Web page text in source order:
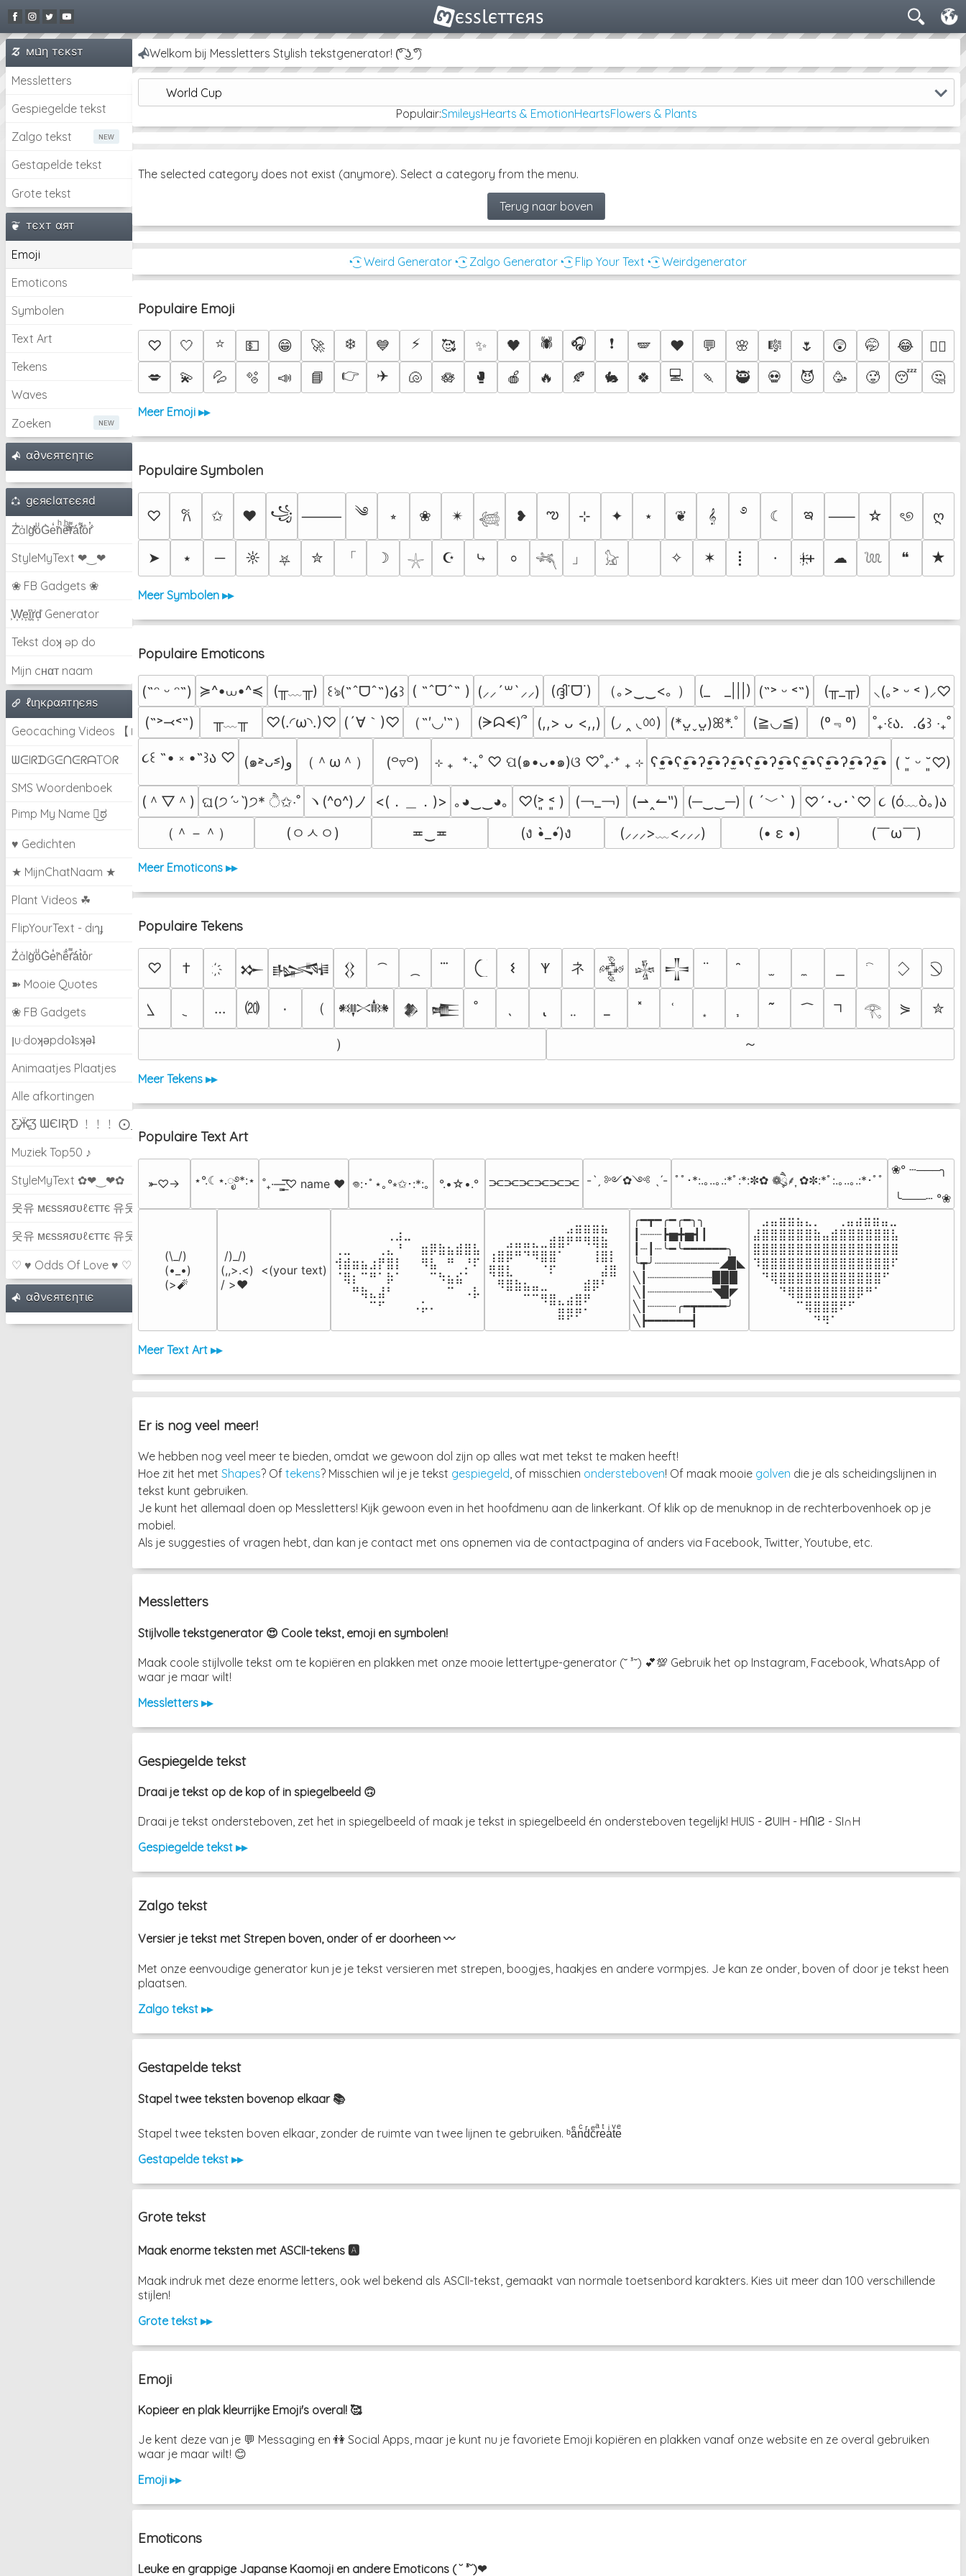
мιנη тєкѕт
Messletters
Gespiegelde tekst
Zalgo tekst
Gestapelde tekst
Grote tekst
тєxт αят
Emoji
Emoticons
Symbolen
Text Art
Tekens
Waves
Zoeken
α∂νєятєηтιє
gєяєlαтєєяd
Z̾̽ảlg̀͐ͭ̽oͧG̀e̒̃nͪȅͪͫ̏̐r͌̑á͑t͌̑͛o̊r̓̐
StyleMyText ❤‿❤
❀ FB Gadgets ❀
͕͗W͕͕͗͗e͕͕͗͗i͕͕͗͗r͕͗d͕͗ Generator
Tekst doʞ əp do
Mijn cнαт naam
ℓιηкραятηєяѕ
Geocaching Videos 【►】
ᗯᕮIᖇᗪGᕮᑎᕮᖇᗩTOᖇ
SMS Woordenboek
Pimp My Name ಠ͜ಠ
♥ Gedichten
★ MijnChatNaam ★
Plant Videos ☘
FlipYourText - dıๅɟ
Z̾ảlg̀͐oͧG̀e̒̃nȅ̐r͌̑á͑t͛o̊r
➽ Mooie Quotes
❀ FB Gadgets
ןu·doʞǝpdoʇsʞǝʇ
Animaatjes Plaatjes
Alle afkortingen
Ƹ̵̡Ӝ̵̨̄Ʒ ƜЄƖƦƊ ﹗﹗﹗ ⨀_⨀
Muziek Top50 ♪
StyleMyText ✿❤‿❤✿
웃유 мєѕѕяσυℓєттє 유웃
웃유 мєѕѕяσυℓєттє 유웃
♡ ♥ Odds Of Love ♥ ♡
α∂νєятєηтιє
Mooie lettertypen, stijlvolle teksten, emoji en symbolen voor je Instagram, Facebook en Twitter!
World Cup
Populair:SmileysHearts & EmotionHeartsFlowers & Plants
The selected category does not exist (anymore). Select a category from the menu.
Terug naar boven
◔͜͡◔ Weird Generator◔͜͡◔ Zalgo Generator◔͜͡◔ Flip Your Text ◔͜͡◔ Weirdgenerator
Populaire Emoji
♡ 🤍 ⭐ 💵 😁 🚀 ❄️ 💙 ⚡ 🥰 ✨ 🖤 🕷️ 🎧 ❗ 🪽 ♥️ 💬 🌸 🎼 🌷 😲 🤭 😂
❤️‍🔥
💋
💫 💦 🫧 📣 📘 👉 ✈️ 🐚 🪷 🥊 🍎 🔥 🍂 🐇 🍀 💻 🍡 🥷 💀 😈 🥳 🥵 😴 🤔
Meer Emoji ▸▸
Populaire Symbolen
♡ 𐙚 ✩ ♥ ꧁ ⸻ ༄ ⭒ ❀ ✴︎ 𓆉 ❥ ఌ ⊹ ✦ ⋆ ❦ 𝄞 ࿔ ☾ ఇ ⸺ ☆ ৎ୭ ღ
➤ ⭑ ─ ☼ ⛧ ✮ 「 ☽ 𓇼 ☪ ⤷ ⸰ 𓆈 」 𓃠 ✧ ✶ ⡇ ⸱ ᚐ҉ᚐ ☁ 𓆙 ❝ ★
Meer Symbolen ▸▸
Populaire Emoticons
(˶ᵔ ᵕ ᵔ˶) ≽^•⩊•^≼ (╥﹏╥) ꒰ঌ(˶ˆᗜˆ˵)໒꒱ ( ˶ˆᗜˆ˵ ) (⸝⸝´꒳`⸝⸝) (ദ്ദി˙ᗜ˙) （｡>‿‿<｡ ） (_　_|||) (˶˃ ᵕ ˂˶) (╥_╥)
⸜(｡˃ ᵕ ˂ )⸝♡
(˶˃⤙˂˶)
╥﹏╥ ♡(.◜ω◝.)♡ (´∀｀)♡ （˶′◡‵˶） (ᗒᗣᗕ)՞ (,,> ᴗ <,,) (◞ ‸ ◟ㆀ) (*ᴗ͈ˬᴗ͈)ꕤ*.ﾟ (≧◡≦) (º﹃º) ˚₊‧꒰ა.  .໒꒱ ‧₊˚
૮꒰ ˶• ༝ •˶꒱ა ♡ (๑˃̵ᴗ˂̵)و （＾ω＾） (꒪▿꒪) ⊹ ₊  ⁺‧₊˚ ♡ ପ(๑•ᴗ•๑)ଓ ♡˚₊‧⁺ ₊ ⊹ ʕ•̫͡•ʕ•̫͡•ʔ•̫͡•ʔ•̫͡•ʕ•̫͡•ʔ•̫͡•ʕ•̫͡•ʕ•̫͡•ʔ•̫͡•ʔ•̫͡• ( ˘͈ ᵕ ˘͈♡)
(＾▽＾) ଘ(੭ˊᵕˋ)੭* ੈ✩‧˚ ヽ(^o^)ノ <(．＿．)> ｡◕‿‿◕｡ ♡(˃͈ ˂͈ ) (￢_￢) (⇀‸↼‶) (─‿‿─) ( ´﹀` ) ♡´･ᴗ･`♡ ૮ (ó﹏ò｡)ა
（＾－＾）
(ㅇㅅㅇ) ≖‿≖ (ง •̀_•́)ง (⸝⸝⸝>﹏<⸝⸝⸝) (• ε •) (￣ω￣﻿)
Meer Emoticons ▸▸
Populaire Tekens
♡ † 𒁍 𒈙 𒌐 𐌔 𐊵 ネ 𒅒 𒈔 𒋲
… ⒇ ٠ （ 𒀰 𒆎 𒍫 𓂀 ⋟ ✮
） ～
Meer Tekens ▸▸
Populaire Text Art
⤜♡→ ⋆°.☾⋆.ೃ࿔*:⋆ ˚₊·—̳͟͞͞♡ name ♥️ 𖦹:･ﾟ⋆｡°⭒✩･:*:｡ °.•☆•.° ⫘⫘⫘⫘⫘⫘ -ˋˏ ༻✿༺ ˎˊ- ﾟﾟ･*:.｡..｡.:*ﾟ:*:✼✿ ❁ཻུ۪۪⸙͎ ✿✼:*ﾟ:.｡..｡.:*･ﾟﾟ
❀° ┄───╮
╰───┄ °❀
(\_/)
(•_•)
(>🧨
/)_/)
(,,>.<)  <(your text)
/ >❤️
⠀⠀⠀⠀⠀⠀⢀⣰⣀⠀⠀⠀⠀⠀⠀⠀⠀
⢀⣀⠀⠀⠀⢀⣄⠘⠀⠀⣶⡿⣷⣦⣾⣿⣧
⢺⣾⣶⣦⣰⡟⣿⡇⠀⠀⠻⣧⠀⠛⠀⡘⠏
⠈⢿⡆⠉⠛⠁⡷⠁⠀⠀⠀⠉⠳⣦⣮⠁⠀
⠀⠀⠛⢷⣄⣼⠃⠀⠀⠀⠀⠀⠀⠉⠀⠠⡧
⠀⠀⠀⠀⠉⠋⠀⠀⠀⠠⡥⠄⠀⠀⠀⠀⠀
⠀⠀⠀⠀⠀⠀⠀⠀⠀⣠⣶⣶⣶⣦⠀⠀
⠀⠀⣠⣤⣤⣄⣀⣾⣿⠟⠛⠻⢿⣷⠀
⢰⣿⡿⠛⠙⠻⣿⣿⠁⠀⠀⠀⢸⣿⡇
⢿⣿⣇⠀⠀⠀⠈⠏⠀⠀⠀⠀⠀⣼⣿⠀
⠀⠻⣿⣷⣦⣤⣀⠀⠀⠀⠀⣾⡿⠃⠀
⠀⠀⠀⠀⠉⠉⠻⣿⣄⣴⣿⠟⠀⠀⠀
⠀⠀⠀⠀⠀⠀⠀⠀⣿⡿⠟⠁⠀⠀⠀⠀
╭━┳━╭━╭━╮╮
┃┈┈┈┣▅╋▅┫┃
┃┈┃┈╰━╰━━━━━━╮
╰┳╯┈┈┈┈┈┈┈┈┈◢▉◣
╲┃┈┈┈┈┈┈┈┈┈▉▉▉
╲┃┈┈┈┈┈┈┈┈┈◥▉◤
╲┃┈┈┈┈╭━┳━━━━╯
╲┣━━━━━━┫﻿
⠀⣠⣤⣶⣶⣦⣄⡀  ⠀⢀⣤⣴⣶⣶⣤⣀⠀
⣼⣿⣿⣿⣿⣿⣿⣷⣤⣾⣿⣿⣿⣿⣿⣿⣧
⣿⣿⣿⣿⣿⣿⣿⣿⣿⣿⣿⣿⣿⣿⣿⣿⣿
⠹⣿⣿⣿⣿⣿⣿⣿⣿⣿⣿⣿⣿⣿⣿⣿⠏
⠀⠙⢿⣿⣿⣿⣿⣿⣿⣿⣿⣿⣿⣿⣿⠋⠀
⠀⠀⠀⠙⢿⣿⣿⣿⣿⣿⣿⣿⡿⠛⠁⠀⠀
⠀⠀⠀⠀⠀⠉⢿⣿⣿⣿⠟⠋⠀⠀⠀⠀⠀
⠀⠀⠀⠀⠀⠀⠀⠙⠻⠁⠀⠀⠀⠀⠀⠀⠀⠀⠀⠀⠀⠀⠀
Meer Text Art ▸▸
Er is nog veel meer!
We hebben nog veel meer te bieden, omdat we gewoon dol zijn op alles wat met tekst te maken heeft!
Hoe zit het met Shapes? Of tekens? Misschien wil je je tekst gespiegeld , of misschien ondersteboven! Of maak mooie golven die je als scheidingslijnen in
tekst kunt gebruiken.
Je kunt het allemaal doen op Messletters! Kijk gewoon even in het hoofdmenu aan de linkerkant. Of klik op de menuknop in de rechterbovenhoek op je
mobiel.
Als je suggesties of vragen hebt, dan kan je contact met ons opnemen via de contactpagina of anders via Facebook, Twitter, Youtube, etc.
Messletters
Stijlvolle tekstgenerator 😍 Coole tekst, emoji en symbolen!
Maak coole stijlvolle tekst om te kopiëren en plakken met onze mooie lettertype-generator (˘ ³˘) 💕💯 Gebruik het op Instagram, Facebook, WhatsApp of
waar je maar wilt!
Messletters ▸▸
Gespiegelde tekst
Draai je tekst op de kop of in spiegelbeeld 🙃
Draai je tekst ondersteboven, zet het in spiegelbeeld of maak je tekst in spiegelbeeld én ondersteboven tegelijk! HUIS - ƧUIH - HႶIƧ - SI∩H
Gespiegelde tekst ▸▸
Zalgo tekst
Versier je tekst met Strepen boven, onder of er doorheen 〰️
Met onze eenvoudige generator kun je je tekst versieren met strepen, boogjes, haakjes en andere vormpjes. Je kan ze onder, boven of door je tekst heen
plaatsen.
Zalgo tekst ▸▸
Gestapelde tekst
Stapel twee teksten bovenop elkaar 📚
Stapel twee teksten boven elkaar, zonder de ruimte van twee lijnen te gebruiken. ᵇaͤnͨdͬcͤrͣeͭaͥtͮeͤ
Gestapelde tekst ▸▸
Grote tekst
Maak enorme teksten met ASCII-tekens 🅰️
Maak indruk met deze enorme letters, ook wel bekend als ASCII-tekst, gemaakt van normale toetsenbord karakters. Kies uit meer dan 100 verschillende
stijlen!
Grote tekst ▸▸
Emoji
Kopieer en plak kleurrijke Emoji's overal! 🥰
Je kent deze van je 💬 Messaging en 👫 Social Apps, maar je kunt nu je favoriete Emoji kopiëren en plakken vanaf onze website en ze overal gebruiken
waar je maar wilt! 😊
Emoji ▸▸
Emoticons
Leuke en grappige Japanse Kaomoji en andere Emoticons ( ˘ ³˘)❤